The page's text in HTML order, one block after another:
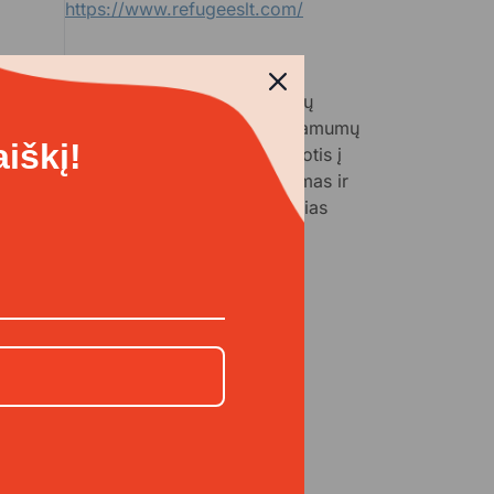
https://www.refugeeslt.com/
„Pabėgėlių taryba“ yra nuo 2021 metų
NVO, padedanti nuo karų ir neramumų
žmonėms sėkmingai integruotis į
visuomenę. Mes tikime, kad švietimas ir
palaikymas – patikimiausias
donorai (12)